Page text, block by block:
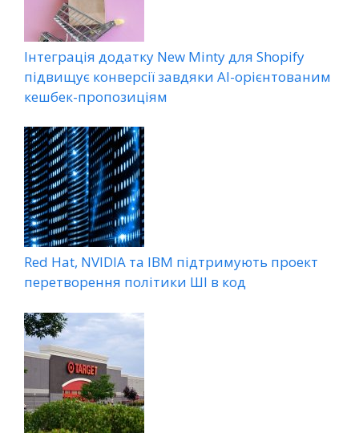
Інтеграція додатку New Minty для Shopify
підвищує конверсії завдяки AI-орієнтованим
кешбек-пропозиціям
Red Hat, NVIDIA та IBM підтримують проект
перетворення політики ШІ в код